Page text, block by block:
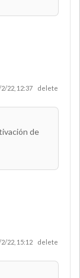
22, 12:37 delete
de
22, 15:12 delete